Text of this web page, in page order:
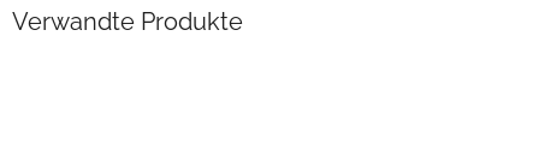
Verwandte Produkte